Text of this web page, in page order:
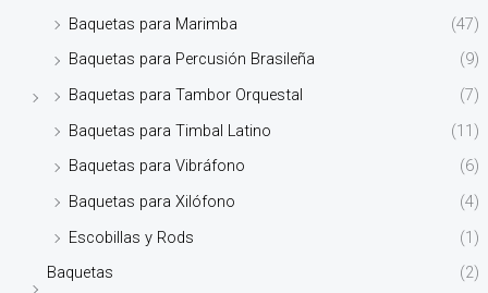
Baquetas para Marimba
(47)
Baquetas para Percusión Brasileña
(9)
Baquetas para Tambor Orquestal
(7)
Baquetas para Timbal Latino
(11)
Baquetas para Vibráfono
(6)
Baquetas para Xilófono
(4)
Escobillas y Rods
(1)
Baquetas
(2)